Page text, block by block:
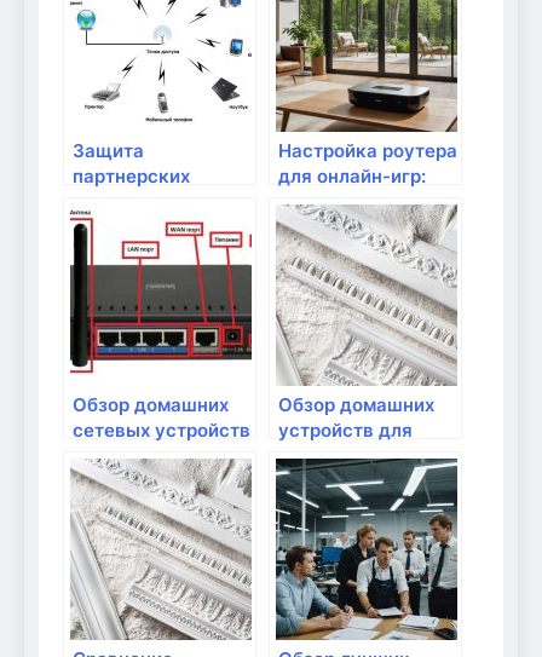
Защита
партнерских
устройств от
кибератак
Настройка роутера
для онлайн-игр:
что важно знать?
Обзор домашних
сетевых устройств
с поддержкой IoT
Обзор домашних
устройств для
удаленного
доступа